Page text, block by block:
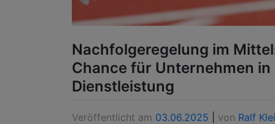
Nachfolgeregelung im
Chance für Unternehmen
Dienstleistung
Veröffentlicht am 03.06.2025 von Ralf